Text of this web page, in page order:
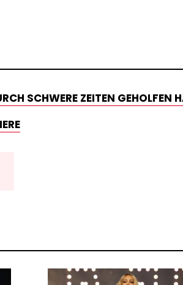
SCHWERE ZEITEN GEHOLFEN